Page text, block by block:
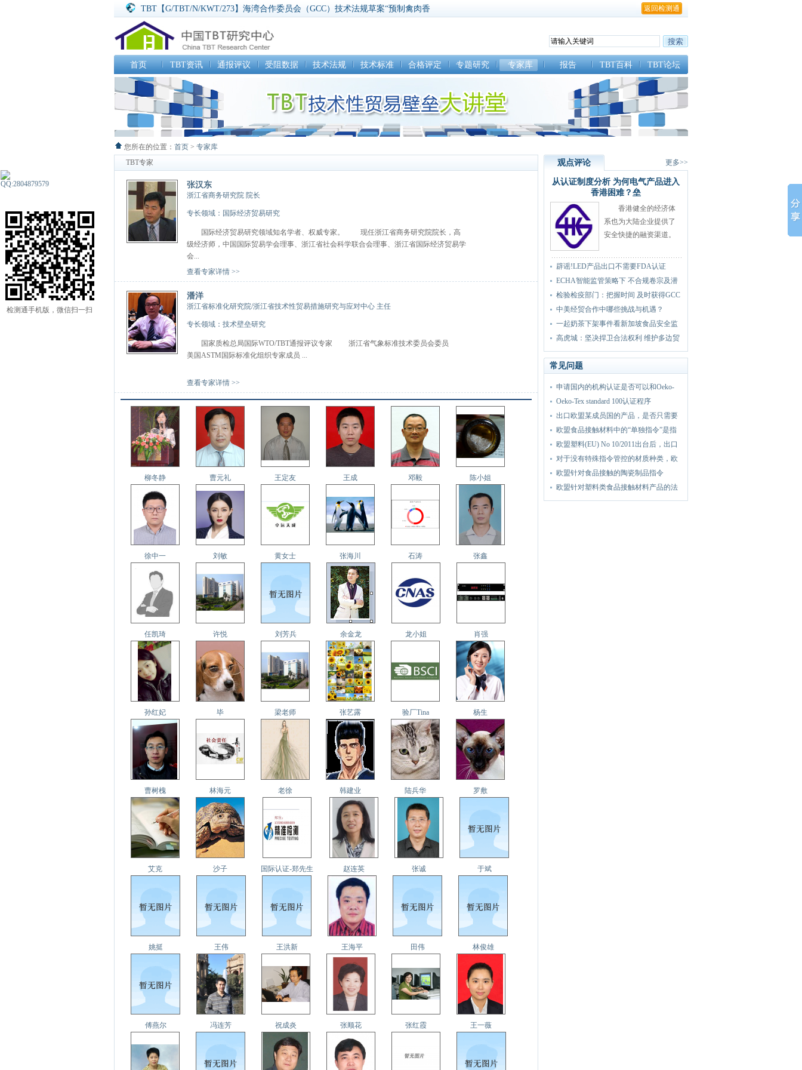
TBT【G/TBT/N/KWT/273】海湾合作委员会（GCC）技术法规草案“预制禽肉香
TBT【G/TBT/N/CZE/184】饲料法某些规定实施令草案
TBT【G/TBT/N/CHL/307】食品卫生法第186和192条修订提案，卫生部最高法
SPS【G/SPS/N/ARE/53】撤销关于阿联酋进口匈牙利家养和野生禽及其产品
SPS【G/SPS/N/ARE/54】撤销关于阿联酋进口俄罗斯联邦家养和野生禽及其
SPS【G/SPS/N/KOR/506】食品和药物法案检测和检验执行法规修订提案
返回检测通
首页 TBT资讯 通报评议 受阻数据 技术法规 技术标准 合格评定 专题研究 专家库 报告 TBT百科 TBT论坛
您所在的位置： 首页 > 专家库
TBT专家
张汉东
浙江省商务研究院 院长
专长领域：国际经济贸易研究
国际经济贸易研究领域知名学者、权威专家。 现任浙江省商务研究院院长，高
级经济师，中国国际贸易学会理事、浙江省社会科学联合会理事、浙江省国际经济贸易学
会...
查看专家详情 >>
潘洋
浙江省标准化研究院/浙江省技术性贸易措施研究与应对中心 主任
专长领域：技术壁垒研究
国家质检总局国际WTO/TBT通报评议专家 浙江省气象标准技术委员会委员
美国ASTM国际标准化组织专家成员 ...
查看专家详情 >>
柳冬静 曹元礼 王定友 王成 邓毅 陈小姐
徐中一 刘敏 黄女士 张海川 石涛 张鑫
任凯琦 许悦 刘芳兵 余金龙 龙小姐 肖强
孙红妃 毕 梁老师 张艺露 验厂Tina 杨生
曹树槐 林海元 老徐 韩建业 陆兵华 罗敷
艾克 沙子 国际认证-郑先生 赵连英 张诚 于斌
姚挺 王伟 王洪新 王海平 田伟 林俊雄
傅燕尔 冯连芳 祝成炎 张顺花 张红霞 王一薇
更多>>
观点评论
从认证制度分析 为何电气产品进入
香港困难？垒
香港健全的经济体
系也为大陆企业提供了
安全快捷的融资渠道。
港的国际地位，成功开
辟谣!LED产品出口不需要FDA认证
ECHA智能监管策略下 不合规卷宗及潜
在高危害物质难逃
检验检疫部门：把握时间 及时获得GCC
认证
中美经贸合作中哪些挑战与机遇？
一起奶茶下架事件看新加坡食品安全监
管
高虎城：坚决捍卫合法权利 维护多边贸
易体制
常见问题
申请国内的机构认证是否可以和Oeko-
Tex 100互认？
Oeko-Tex standard 100认证程序
出口欧盟某成员国的产品，是否只需要
符合欧盟法规
欧盟食品接触材料中的“单独指令”是指
什么？
欧盟塑料(EU) No 10/2011出台后，出口
到德国和法
对于没有特殊指令管控的材质种类，欧
盟是否有其它
欧盟针对食品接触的陶瓷制品指令
84/500/EEC的基本
欧盟针对塑料类食品接触材料产品的法
规(EU) No 10
检测通手机版，微信扫一扫